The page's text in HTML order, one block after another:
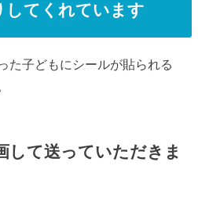
してくれています
た子どもにシールが貼られる
して送っていただきま